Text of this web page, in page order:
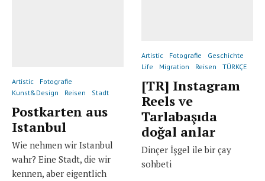
Artistic
Fotografie
Kunst&Design
Reisen Stadt
Postkarten aus
Istanbul
Wie nehmen wir Istanbul
wahr? Eine Stadt, die wir
kennen, aber eigentlich
Artistic Fotografie
Geschichte
Life
Migration Reisen TÜRKÇE
[TR] Instagram
Reels ve
Tarlabaşıda
doğal anlar
Dinçer İşgel ile bir çay
sohbeti